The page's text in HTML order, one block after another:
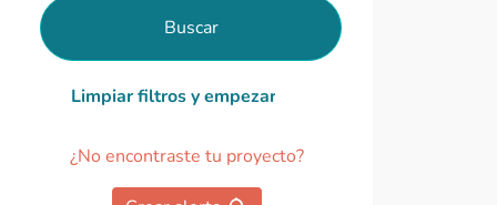
Buscar
Limpiar filtros y empezar de nuevo
¿No encontraste tu proyecto?